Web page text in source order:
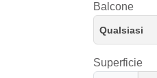
Balcone
Qualsiasi
Superficie